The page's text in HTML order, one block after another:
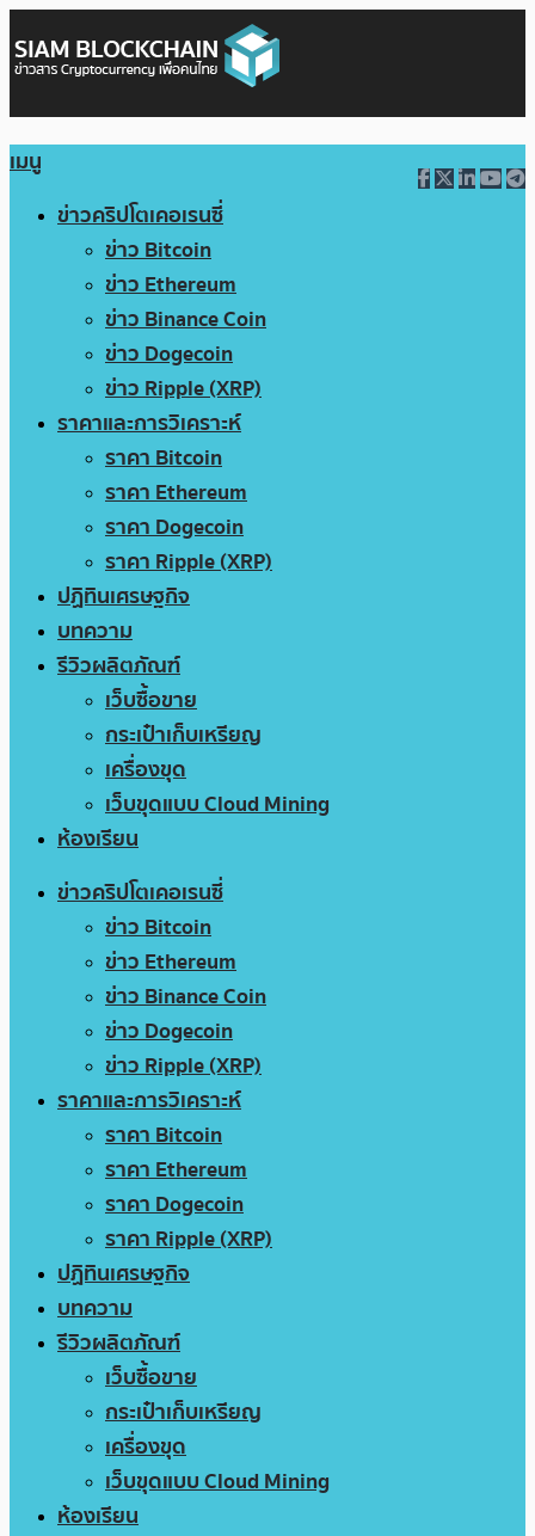
เมนู
ข่าวคริปโตเคอเรนซี่
ข่าว Bitcoin
ข่าว Ethereum
ข่าว Binance Coin
ข่าว Dogecoin
ข่าว Ripple (XRP)
ราคาและการวิเคราะห์
ราคา Bitcoin
ราคา Ethereum
ราคา Dogecoin
ราคา Ripple (XRP)
ปฏิทินเศรษฐกิจ
บทความ
รีวิวผลิตภัณฑ์
เว็บซื้อขาย
กระเป๋าเก็บเหรียญ
เครื่องขุด
เว็บขุดแบบ Cloud Mining
ห้องเรียน
ข่าวคริปโตเคอเรนซี่
ข่าว Bitcoin
ข่าว Ethereum
ข่าว Binance Coin
ข่าว Dogecoin
ข่าว Ripple (XRP)
ราคาและการวิเคราะห์
ราคา Bitcoin
ราคา Ethereum
ราคา Dogecoin
ราคา Ripple (XRP)
ปฏิทินเศรษฐกิจ
บทความ
รีวิวผลิตภัณฑ์
เว็บซื้อขาย
กระเป๋าเก็บเหรียญ
เครื่องขุด
เว็บขุดแบบ Cloud Mining
ห้องเรียน